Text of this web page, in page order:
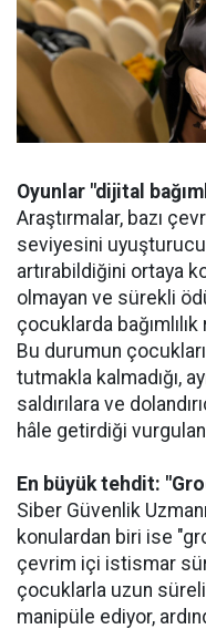
Oyunlar "dijital
Araştırmalar, bazı
seviyesini
artırabildiğini ortaya
olmayan ve sürekli
çocuklarda
Bu durumun
tutmakla kalmadığı,
saldırılara ve
hâle getirdiği
En büyük tehdit:
Siber Güvenlik
konulardan biri ise
çevrim içi istismar
çocuklarla uzun
manipüle ediyor,